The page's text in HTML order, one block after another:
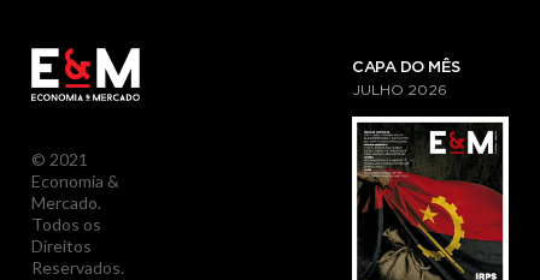
© 2021
Economia &
Mercado.
Todos os
Direitos
Reservados.
CAPA DO MÊS
JULHO 2026